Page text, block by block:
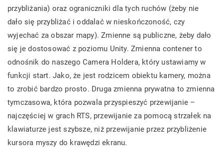
przybliżania) oraz ograniczniki dla tych ruchów (żeby nie
dało się przybliżać i oddalać w nieskończoność, czy
wyjechać za obszar mapy). Zmienne są publiczne, żeby dało
się je dostosować z poziomu Unity. Zmienna contener to
odnośnik do naszego Camera Holdera, który ustawiamy w
funkcji start. Jako, że jest rodzicem obiektu kamery, można
to zrobić bardzo prosto. Druga zmienna prywatna to zmienna
tymczasowa, która pozwala przyspieszyć przewijanie –
najczęściej w grach RTS, przewijanie za pomocą strzałek na
klawiaturze jest szybsze, niż przewijanie przez przybliżenie
kursora myszy do krawędzi ekranu.